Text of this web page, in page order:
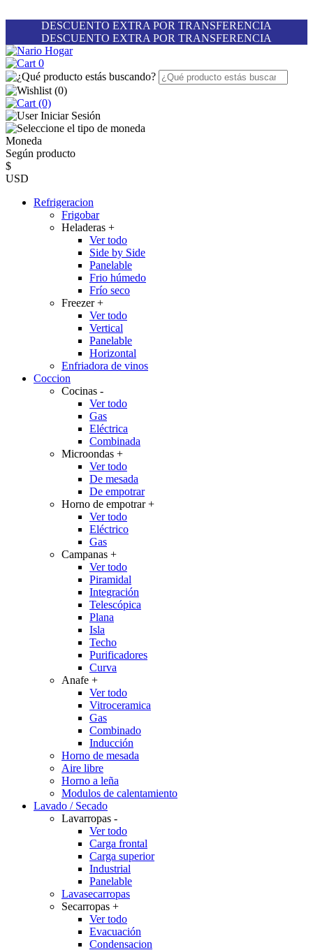
DESCUENTO EXTRA POR TRANSFERENCIA
DESCUENTO EXTRA POR TRANSFERENCIA
0
(0)
(0)
Iniciar Sesión
Moneda
Según producto
$
USD
Refrigeracion
Frigobar
Heladeras +
Ver todo
Side by Side
Panelable
Frio húmedo
Frío seco
Freezer+
Ver todo
Vertical
Panelable
Horizontal
Enfriadora de vinos
Coccion
Cocinas -
Ver todo
Gas
Eléctrica
Combinada
Microondas +
Ver todo
De mesada
De empotrar
Horno de empotrar+
Ver todo
Eléctrico
Gas
Campanas +
Ver todo
Piramidal
Integración
Telescópica
Plana
Isla
Techo
Purificadores
Curva
Anafe +
Ver todo
Vitroceramica
Gas
Combinado
Inducción
Horno de mesada
Aire libre
Horno a leña
Modulos de calentamiento
Lavado / Secado
Lavarropas -
Ver todo
Carga frontal
Carga superior
Industrial
Panelable
Lavasecarropas
Secarropas +
Ver todo
Evacuación
Condensacion